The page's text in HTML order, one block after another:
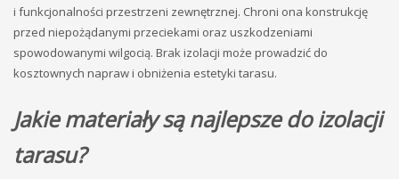
i funkcjonalności przestrzeni zewnętrznej. Chroni ona konstrukcję
przed niepożądanymi przeciekami oraz uszkodzeniami
spowodowanymi wilgocią. Brak izolacji może prowadzić do
kosztownych napraw i obniżenia estetyki tarasu.
Jakie materiały są najlepsze do izolacji
tarasu?